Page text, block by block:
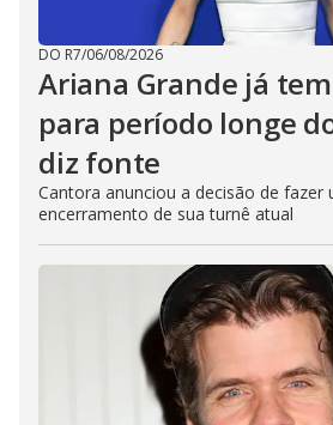
DO R7/06/08/2026
Ariana Grande já
para período longe
diz fonte
Cantora anunciou a decisão de fazer
encerramento de sua turnê atual